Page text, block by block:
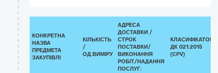
КОНКРЕТНА
НАЗВА
ПРЕДМЕТА
ЗАКУПІВЛІ
КІЛЬКІСТЬ
/
ОД.ВИМІРУ
АДРЕСА
ДОСТАВКИ /
СТРОК
ПОСТАВКИ/
ВИКОНАННЯ
РОБІТ/НАДАННЯ
ПОСЛУГ:
КЛАСИФІКАТОР
ДК 021:2015
(CPV)